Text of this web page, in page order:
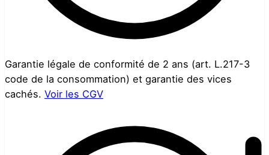
Garantie légale de conformité de 2 ans (art. L.217-3
code de la consommation) et garantie des vices
cachés. Voir les CGV